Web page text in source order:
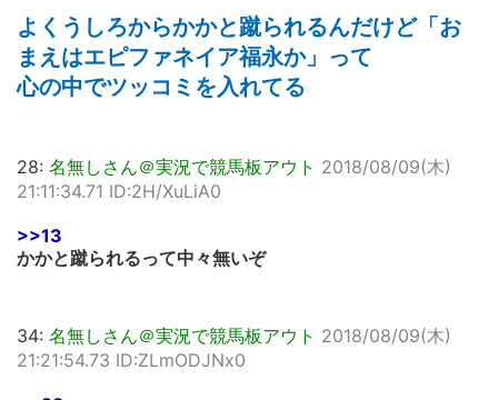
よくうしろからかかと蹴られるんだけど「お
まえはエピファネイア福永か」って
心の中でツッコミを入れてる
28: 名無しさん＠実況で競馬板アウト 2018/08/09(木)
21:11:34.71 ID:2H/XuLiA0
>>13
かかと蹴られるって中々無いぞ
34: 名無しさん＠実況で競馬板アウト 2018/08/09(木)
21:21:54.73 ID:ZLmODJNx0